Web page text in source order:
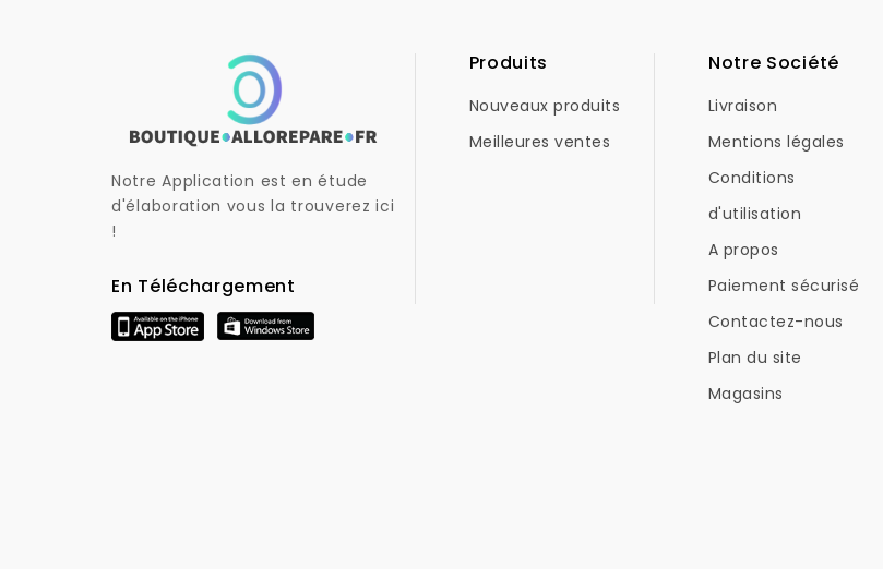
Notre Application est en étude
d'élaboration vous la trouverez ici
!
En Téléchargement
Produits
Nouveaux produits
Meilleures ventes
Notre Société
Livraison
Mentions légales
Conditions
d'utilisation
A propos
Paiement sécurisé
Contactez-nous
Plan du site
Magasins